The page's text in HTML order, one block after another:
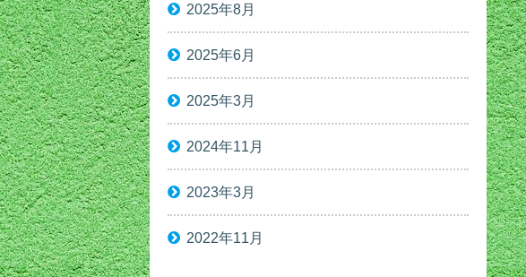
2025年8月
2025年6月
2025年3月
2024年11月
2023年3月
2022年11月